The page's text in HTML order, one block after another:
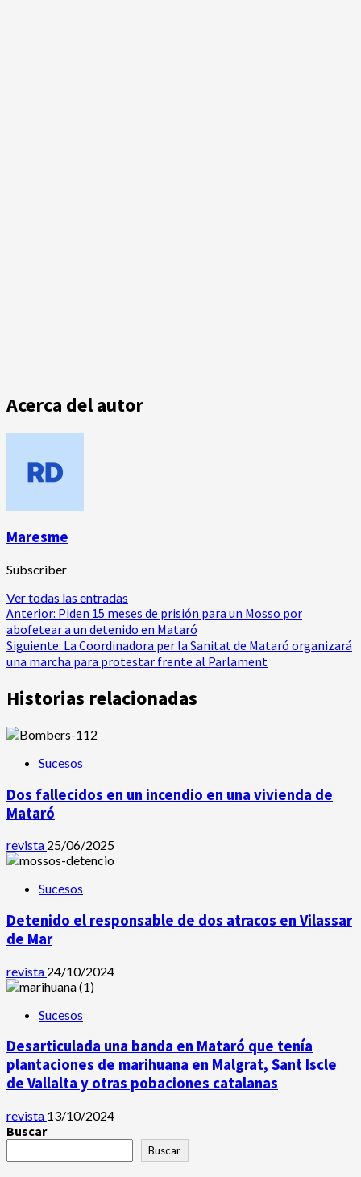
Acerca del autor
Maresme
Subscriber
Ver todas las entradas
Navegación
de
entradas
Anterior: Piden 15 meses de prisión para un Mosso por
abofetear a un detenido en Mataró
Siguiente: La Coordinadora per la Sanitat de Mataró organizará
una marcha para protestar frente al Parlament
Historias relacionadas
Sucesos
Dos fallecidos en un incendio en una vivienda de
Mataró
revista 25/06/2025
Sucesos
Detenido el responsable de dos atracos en Vilassar
de Mar
revista 24/10/2024
Sucesos
Desarticulada una banda en Mataró que tenía
plantaciones de marihuana en Malgrat, Sant Iscle
de Vallalta y otras pobaciones catalanas
revista 13/10/2024
Buscar
Buscar